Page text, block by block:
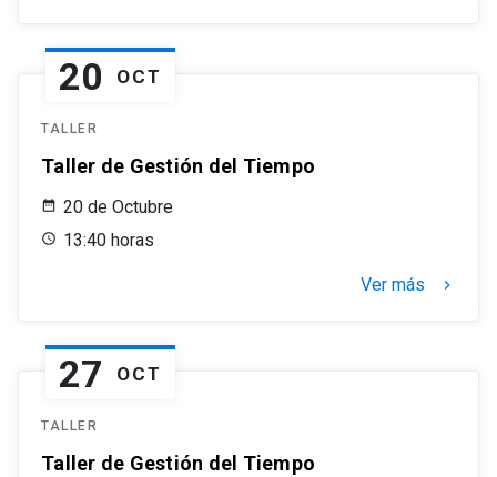
20 OCT
TALLER
Taller de Gestión del Tiempo
20 de Octubre
13:40 horas
Ver más keyboard_arrow_right
27 OCT
TALLER
Taller de Gestión del Tiempo